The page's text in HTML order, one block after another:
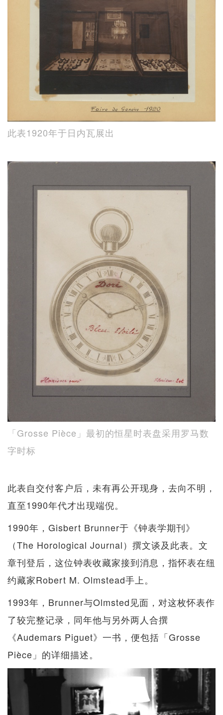
此表1920年于日内瓦展出
「Grosse Pièce」最初的恒星时表盘采用罗马数
字时标
此表自交付客户后，未有再公开现身，去向不明，
直至1990年代才出现端倪。
1990年，Gisbert Brunner于《钟表学期刊》
（The Horological Journal）撰文谈及此表。文
章刊登后，这位钟表收藏家接到消息，指怀表在纽
约藏家Robert M. Olmstead手上。
1993年，Brunner与Olmsted见面，对这枚怀表作
了较完整记录，同年他与另外两人合撰
《Audemars Piguet》一书，便包括「Grosse
Pièce」的详细描述。